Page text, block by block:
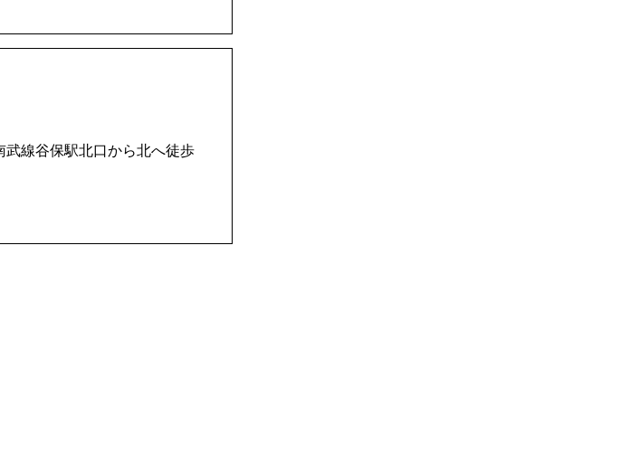
武線谷保駅北口から北へ徒歩